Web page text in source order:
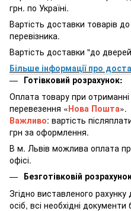
грн. по Україні.
Вартість доставки товарів
перевізника.
Вартість доставки "до
Більше інформації про
Готівковий розрахунок:
Оплата товару при отриманні
перевезення «Нова Пошта».
Важливо: вартість
грн за оформлення.
В м. Львів можлива оплата
офісі.
Безготівковій
Згідно виставленого
осіб, всі необхідні